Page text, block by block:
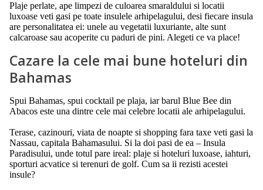
Plaje perlate, ape limpezi de culoarea smaraldului si locatii
luxoase veti gasi pe toate insulele arhipelagului, desi fiecare insula
are personalitatea ei: unele au vegetatii luxuriante, alte sunt
calcaroase sau acoperite cu paduri de pini. Alegeti ce va place!
Cazare la cele mai bune hoteluri din
Bahamas
Spui Bahamas, spui cocktail pe plaja, iar barul Blue Bee din
Abacos este una dintre cele mai celebre locatii ale arhipelagului.
Terase, cazinouri, viata de noapte si shopping fara taxe veti gasi la
Nassau, capitala Bahamasului. Si la doi pasi de ea – Insula
Paradisului, unde totul pare ireal: plaje si hoteluri luxoase, iahturi,
sporturi acvatice si terenuri de golf. Cum sa ii rezisti acestei
insule?